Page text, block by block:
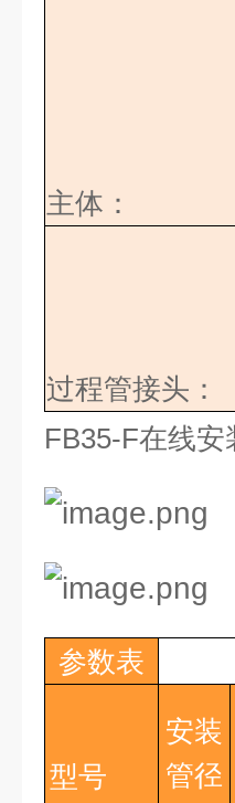
主体：
过程管接头：
FB35-F在线安
参数表
型号
安装
管径